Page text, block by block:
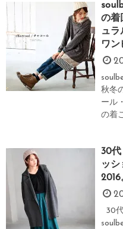
の着
ュラ
ワン
秋冬
ール
の着
30代
ッシ
30